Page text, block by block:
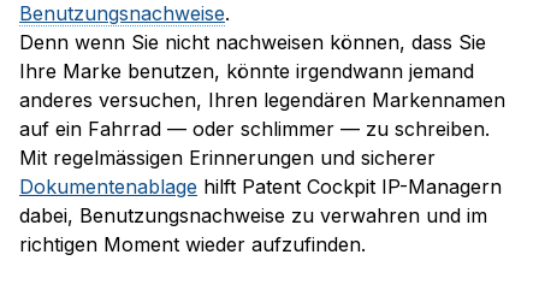
Benutzungsnachweise.
Denn wenn Sie nicht nachweisen können, dass Sie
Ihre Marke benutzen, könnte irgendwann jemand
anderes versuchen, Ihren legendären Markennamen
auf ein Fahrrad — oder schlimmer — zu schreiben.
Mit regelmässigen Erinnerungen und sicherer
Dokumentenablage hilft Patent Cockpit IP-Managern
dabei, Benutzungsnachweise zu verwahren und im
richtigen Moment wieder aufzufinden.